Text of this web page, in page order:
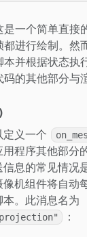
一个简单直接
都进行绘制。然
并根据状态执
的其他部分与
义一个
程序其他部分
息的常见情况
机组件将自动
。此消息名为
：